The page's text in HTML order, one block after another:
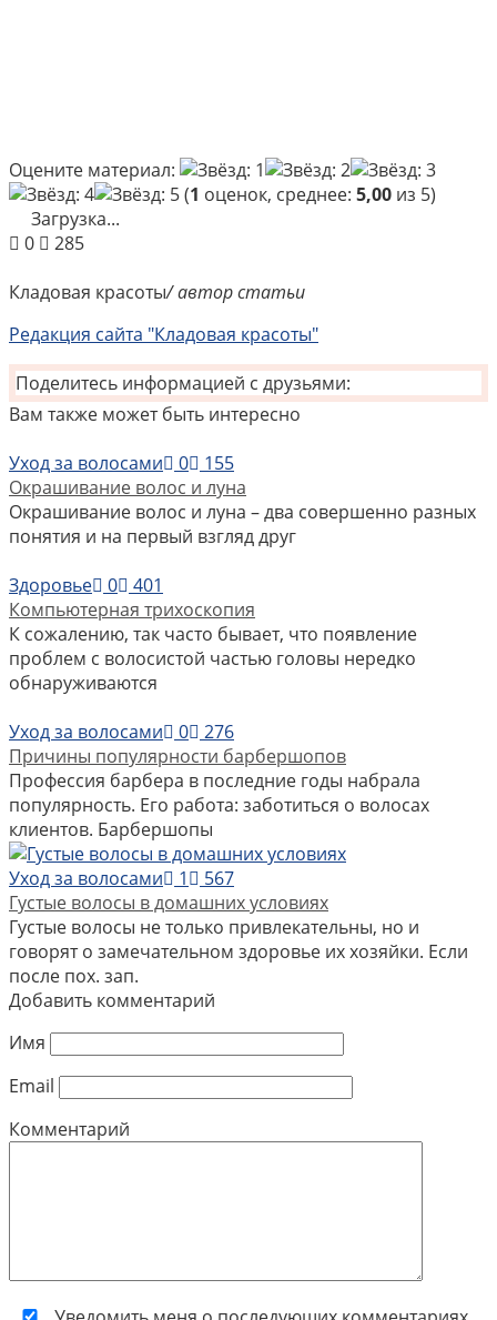
Оцените материал:
(1 оценок, среднее: 5,00 из 5)
Загрузка...
0
285
Кладовая красоты/ автор статьи
Редакция сайта "Кладовая красоты"
Поделитесь информацией с друзьями:
Вам также может быть интересно
Уход за волосами
0
155
Окрашивание волос и луна
Окрашивание волос и луна – два совершенно разных
понятия и на первый взгляд друг
Здоровье
0
401
Компьютерная трихоскопия
К сожалению, так часто бывает, что появление
проблем с волосистой частью головы нередко
обнаруживаются
Уход за волосами
0
276
Причины популярности барбершопов
Профессия барбера в последние годы набрала
популярность. Его работа: заботиться о волосах
клиентов. Барбершопы
Уход за волосами
1
567
Густые волосы в домашних условиях
Густые волосы не только привлекательны, но и
говорят о замечательном здоровье их хозяйки. Если
после пох. зап.
Добавить комментарий
Имя
Email
Комментарий